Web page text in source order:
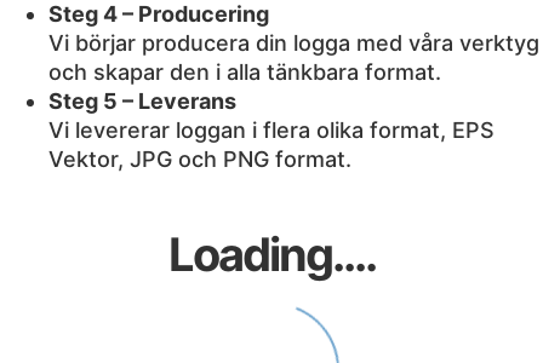
Steg 4 – Producering
Vi börjar producera din logga med våra verktyg
och skapar den i alla tänkbara format.
Steg 5 – Leverans
Vi levererar loggan i flera olika format, EPS
Vektor, JPG och PNG format.
Loading....